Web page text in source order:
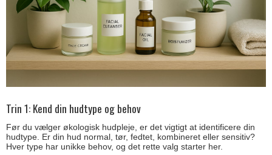
Trin 1: Kend din hudtype og behov
Før du vælger økologisk hudpleje, er det vigtigt at identificere din
hudtype. Er din hud normal, tør, fedtet, kombineret eller sensitiv?
Hver type har unikke behov, og det rette valg starter her.